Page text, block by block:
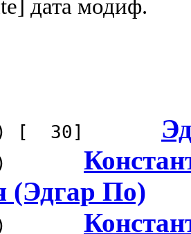
дата модиф.
[ 30]
(Эдгар По)